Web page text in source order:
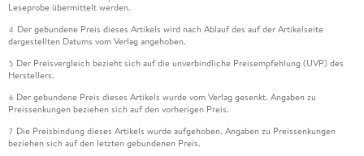
Leseprobe übermittelt werden.
4 Der gebundene Preis dieses Artikels wird nach Ablauf des auf der Artikelseite
dargestellten Datums vom Verlag angehoben.
5 Der Preisvergleich bezieht sich auf die unverbindliche Preisempfehlung (UVP) des
Herstellers.
6 Der gebundene Preis dieses Artikels wurde vom Verlag gesenkt. Angaben zu
Preissenkungen beziehen sich auf den vorherigen Preis.
7 Die Preisbindung dieses Artikels wurde aufgehoben. Angaben zu Preissenkungen
beziehen sich auf den letzten gebundenen Preis.